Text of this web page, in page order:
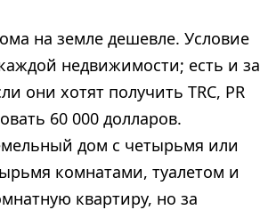
на земле дешевле. Условие
недвижимости; есть и за
они хотят получить TRC, PR
60 000 долларов.
дом с четырьмя или
комнатами, туалетом и
квартиру, но за